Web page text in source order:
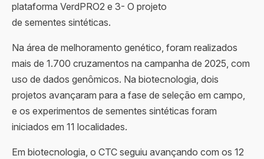
plataforma VerdPRO2 e 3- O projeto
de sementes sintéticas.
Na área de melhoramento genético, foram realizados
mais de 1.700 cruzamentos na campanha de 2025, com
uso de dados genômicos. Na biotecnologia, dois
projetos avançaram para a fase de seleção em campo,
e os experimentos de sementes sintéticas foram
iniciados em 11 localidades.
Em biotecnologia, o CTC seguiu avançando com os 12